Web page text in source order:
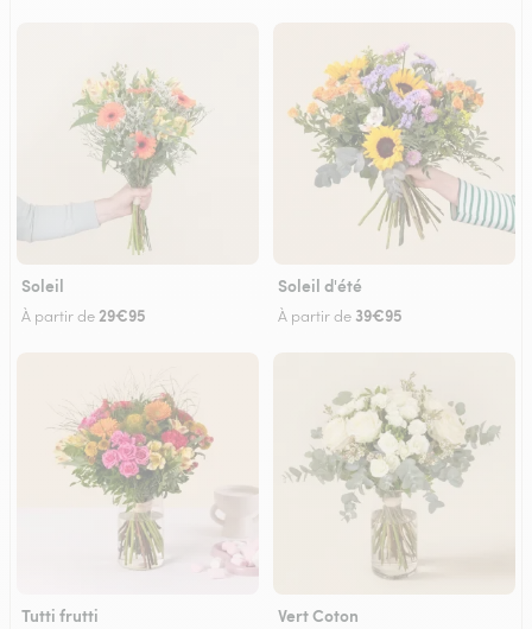
Soleil
À partir de29€95
Soleil d'été
À partir de 39€95
Tutti frutti Vert Coton